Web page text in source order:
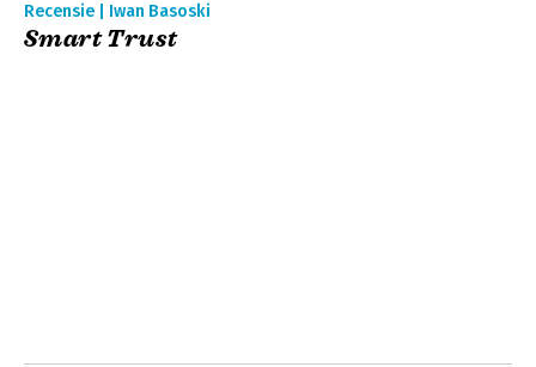
Recensie | Iwan Basoski
Smart Trust